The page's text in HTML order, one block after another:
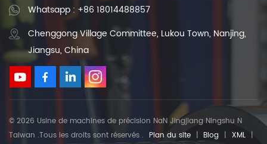
Whatsapp : +86 18014488857
Chenggong Village Committee, Lukou Town, Nanjing,
Jiangsu, China
© 2026 Usine de machines de précision NaN Jingjiang Ningshu N
Taiwan .Tous les droits sont réservés . Plan du site | Blog | XML |